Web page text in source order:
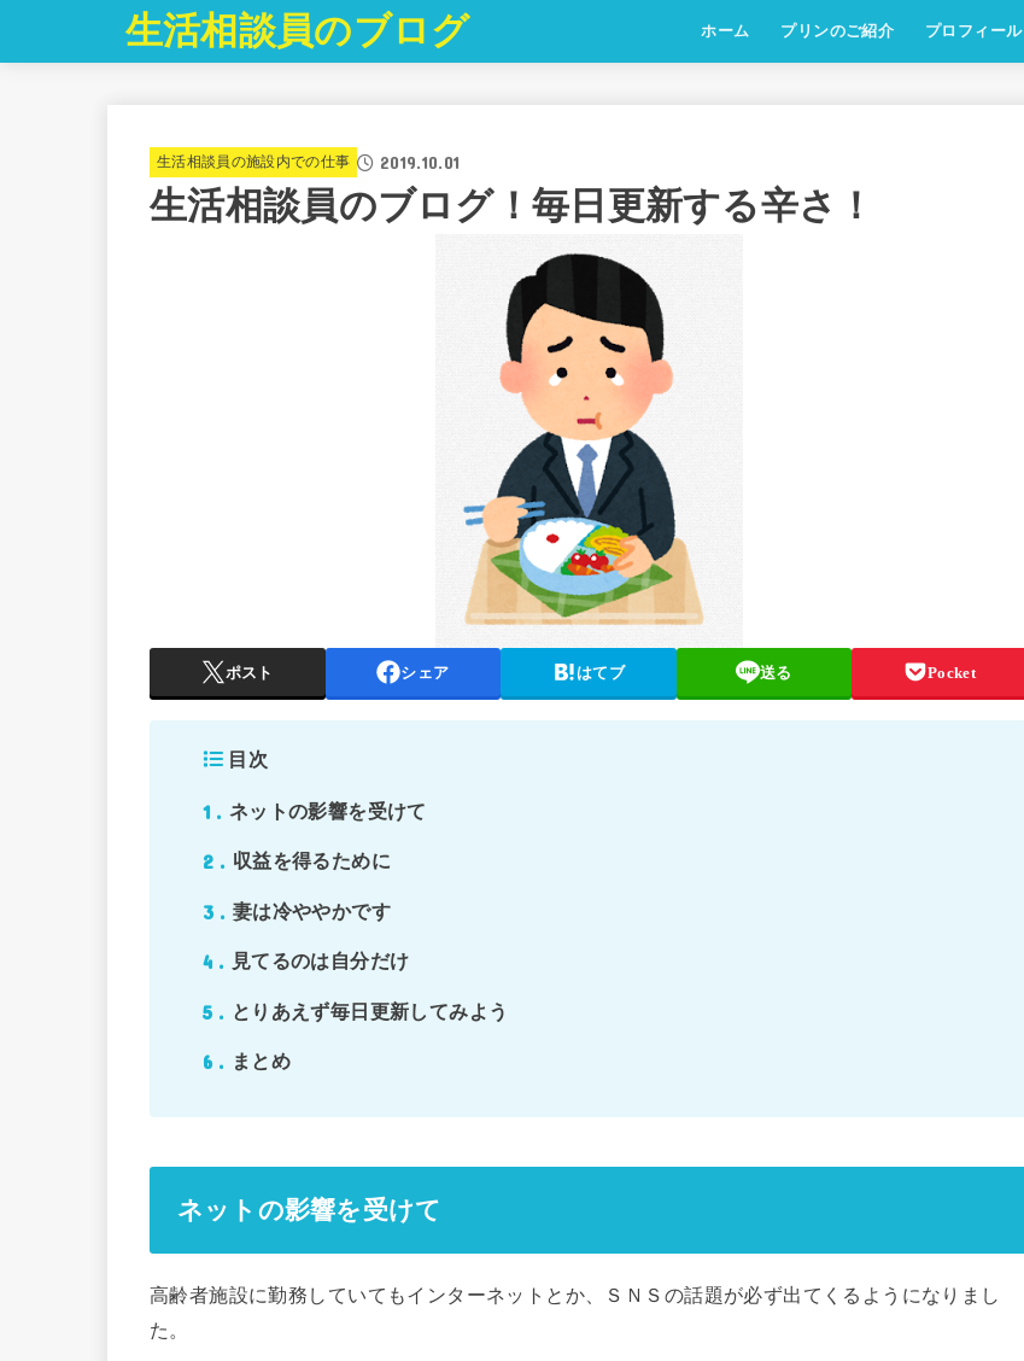
生活相談員のブログ ホーム プリンのご紹介 プロフィール
生活相談員の施設内での仕事 2019.10.01
生活相談員のブログ！毎日更新する辛さ！
ポスト シェア はてブ 送る Pocket
目次
1 ネットの影響を受けて
2 収益を得るために
3 妻は冷ややかです
4 見てるのは自分だけ
5 とりあえず毎日更新してみよう
6 まとめ​
ネットの影響を受けて
高齢者施設に勤務していてもインターネットとか、ＳＮＳの話題が必ず出てくるようになりまし
た。